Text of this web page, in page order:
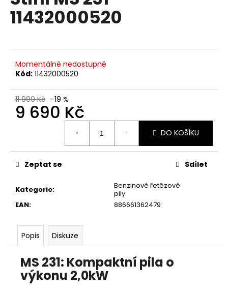
0,0
11432000520
Momentálně nedostupné
Kód: 11432000520
11 990 Kč –19 %
9 690 Kč
DO KOŠÍKU
Kategorie:
Benzinové řetězové
pily
EAN: 886661362479
Zeptat se Sdílet
A
Popis Diskuze
MS 231: Kompaktní pila o
výkonu 2,0kW
a
j
t
?
D
p
o
m